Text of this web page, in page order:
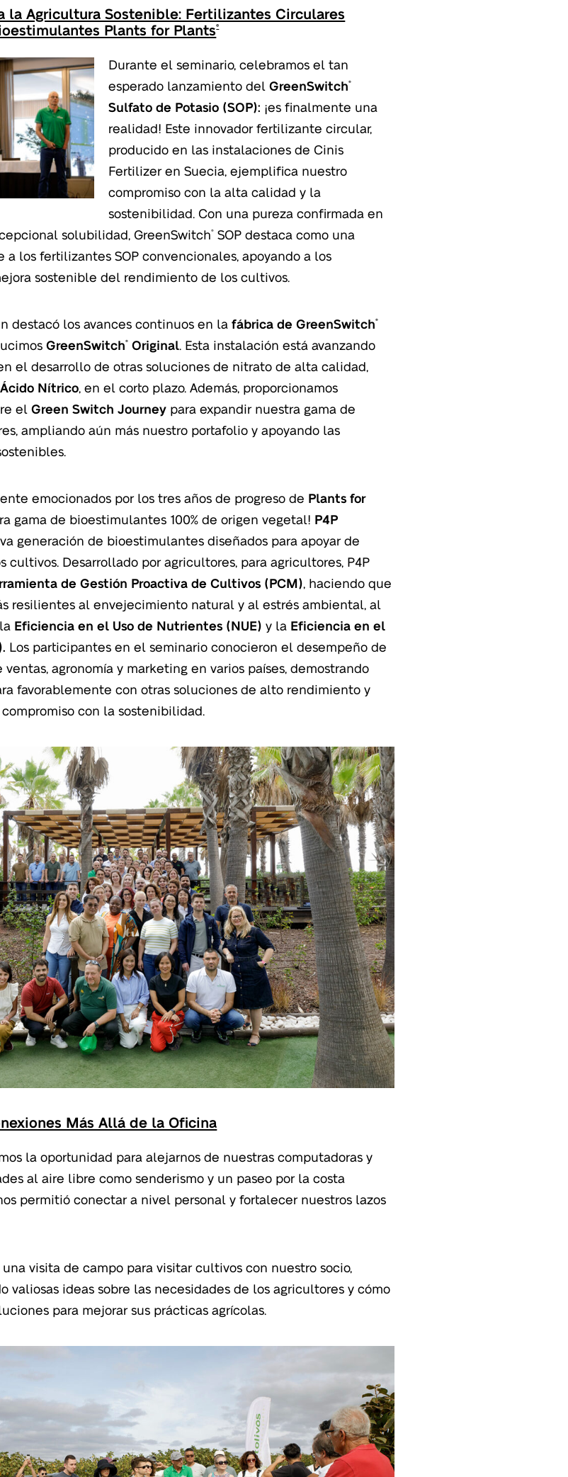
la Agricultura Sostenible: Fertilizantes Circulares
Plants for Plants®
Durante el seminario, celebramos el tan
esperado lanzamiento delGreenSwitch®
Sulfato de Potasio (SOP): ¡es finalmente una
realidad! Este innovador fertilizante circular,
producido en las instalaciones de Cinis
Fertilizer en Suecia, ejemplifica nuestro
compromiso con la alta calidad y la
sostenibilidad. Con una pureza confirmada en
solubilidad, GreenSwitch®
SOP destaca como una
los fertilizantes SOP convencionales, apoyando a los
sostenible del rendimiento de los cultivos.
destacó los avances continuos en lafábrica de GreenSwitch®
GreenSwitch® Original . Esta instalación está avanzando
el desarrollo de otras soluciones de nitrato de alta calidad,
Ácido Nítrico , en el corto plazo. Además, proporcionamos
elGreen Switch Journey para expandir nuestra gama de
ampliando aún más nuestro portafolio y apoyando las
emocionados por los tres años de progreso de Plants for
gama de bioestimulantes 100% de origen vegetal! P4P
generación de bioestimulantes diseñados para apoyar de
cultivos. Desarrollado por agricultores, para agricultores, P4P
de Gestión Proactiva de Cultivos (PCM) , haciendo que
resilientes al envejecimiento natural y al estrés ambiental, al
Eficiencia en el Uso de Nutrientes (NUE) y la Eficiencia en el
Los participantes en el seminario conocieron el desempeño de
agronomía y marketing en varios países, demostrando
favorablemente con otras soluciones de alto rendimiento y
con la sostenibilidad.
Más Allá de la Oficina
la oportunidad para alejarnos de nuestras computadoras y
al aire libre como senderismo y un paseo por la costa
permitió conectar a nivel personal y fortalecer nuestros lazos
una visita de campo para visitar cultivos con nuestro socio,
valiosas ideas sobre las necesidades de los agricultores y cómo
para mejorar sus prácticas agrícolas.